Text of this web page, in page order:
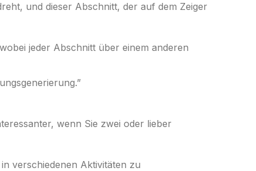
und dieser Abschnitt, der auf dem Zeiger
jeder Abschnitt über einem anderen
wenn Sie zwei oder lieber
verschiedenen Aktivitäten zu